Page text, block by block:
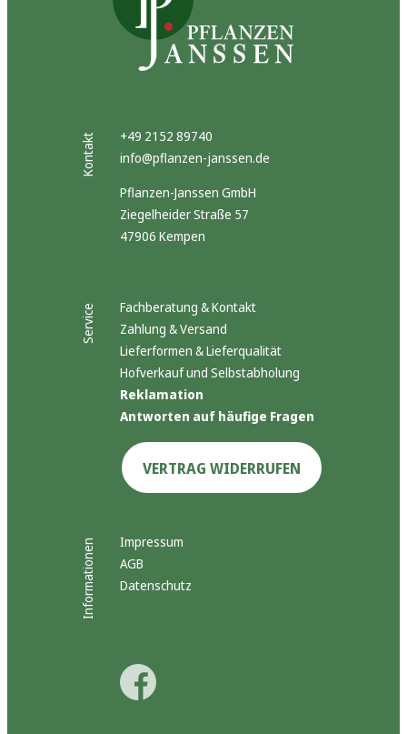
Kontakt
+49 2152 89740
info@pflanzen-janssen.de
Pflanzen-Janssen GmbH
Ziegelheider Straße 57
47906 Kempen
Service
Fachberatung & Kontakt
Zahlung & Versand
Lieferformen & Lieferqualität
Hofverkauf und Selbstabholung
Reklamation
Antworten auf häufige Fragen
VERTRAG WIDERRUFEN
Informationen
Impressum
AGB
Datenschutz